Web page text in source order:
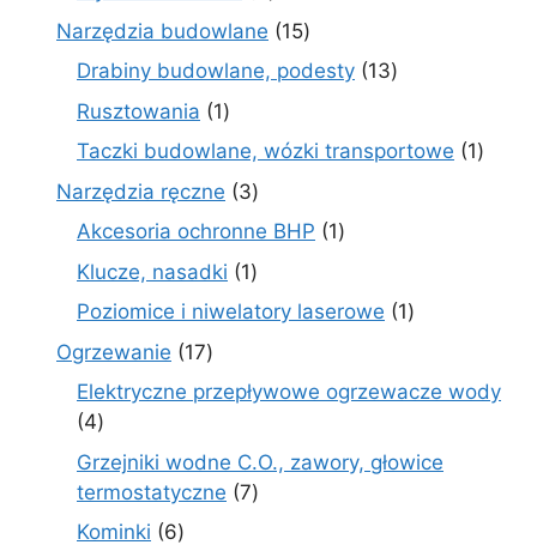
produkty
Narzędzia budowlane 1515
produktów
Drabiny budowlane, podesty 1313
Rusztowania 11
produkt
Taczki budowlane, wózki transportowe 11
Narzędzia ręczne 33
produkty
Akcesoria ochronne BHP 11
Klucze, nasadki 11
produkt
Poziomice i niwelatory laserowe 11
Ogrzewanie 1717
produktów
Elektryczne przepływowe ogrzewacze wody
44
produkty
Grzejniki wodne C.O., zawory, głowice
termostatyczne 77
Kominki 66